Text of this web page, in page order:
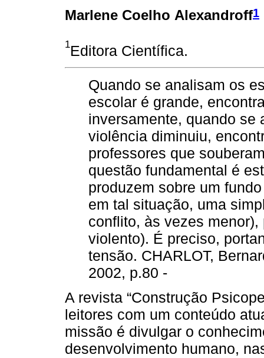
Marlene Coelho Alexandroff1
1Editora Científica.
Quando se analisam os
escolar é grande,
inversamente, quando se
violência diminuiu,
professores que
questão fundamental é
produzem sobre um
em tal situação, uma
conflito, às vezes
violento). É preciso,
tensão. CHARLOT,
2002, p.80 -
A revista “Construção
leitores com um conteúdo
missão é divulgar o
desenvolvimento humano,